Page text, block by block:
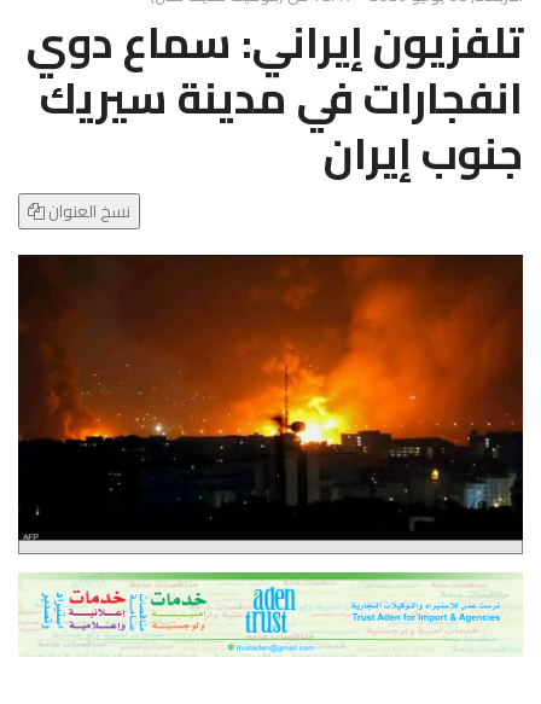
e
N
a
v
i
t
تلفزيون إيراني: سماع دوي
انفجارات في مدينة سيريك
جنوب إيران
نسخ العنوان